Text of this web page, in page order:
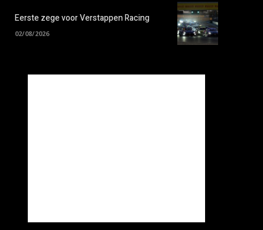
Eerste zege voor Verstappen Racing
02/08/2026